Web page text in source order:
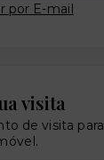
por E-mail
visita
de visita para